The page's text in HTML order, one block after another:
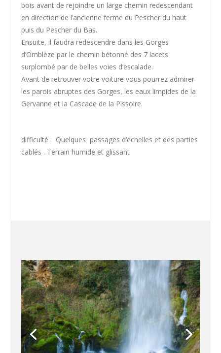
bois avant de rejoindre un large chemin redescendant
en direction de l’ancienne ferme du Pescher du haut
puis du Pescher du Bas.
Ensuite, il faudra redescendre dans les Gorges
d’Omblèze par le chemin bétonné des 7 lacets
surplombé par de belles voies d’escalade.
Avant de retrouver votre voiture vous pourrez admirer
les parois abruptes des Gorges, les eaux limpides de la
Gervanne et la Cascade de la Pissoire.
difficulté : Quelques passages d’échelles et des parties
cablés . Terrain humide et glissant